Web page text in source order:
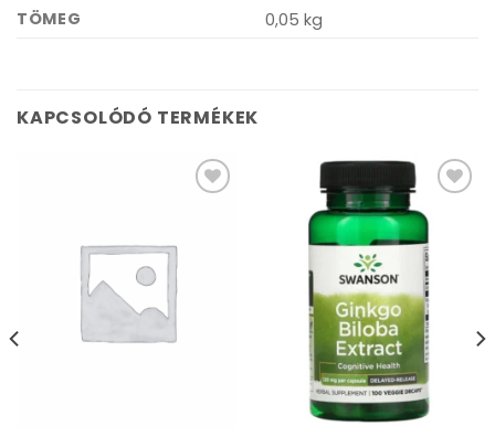
TÖMEG 0,05 kg
KAPCSOLÓDÓ TERMÉKEK
Kívánságlistához
adás